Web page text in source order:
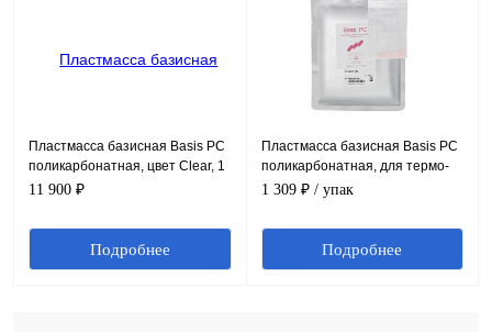
Пластмасса базисная Basis PC
поликарбонатная, цвет Clear, 1
кг.
11 900 ₽
Подробнее
Пластмасса базисная Basis PC
поликарбонатная, для термо-
пресса, цвет Marble Pink 100 г.
1 309 ₽ / упак
Подробнее